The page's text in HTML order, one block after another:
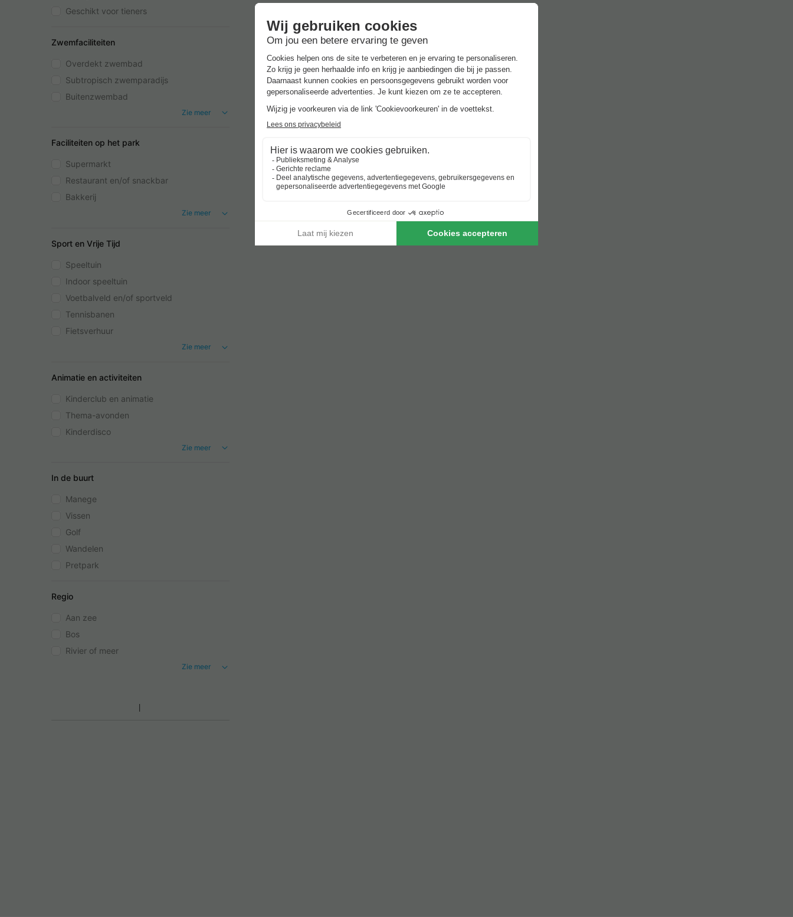
Geschikt voor tieners
Zwemfaciliteiten
Overdekt zwembad
Subtropisch zwemparadijs
Buitenzwembad
Zie meer
Faciliteiten op het park
Supermarkt
Restaurant en/of snackbar
Bakkerij
Zie meer
Sport en Vrije Tijd
Speeltuin
Indoor speeltuin
Voetbalveld en/of sportveld
Tennisbanen
Fietsverhuur
Zie meer
Animatie en activiteiten
Kinderclub en animatie
Thema-avonden
Kinderdisco
Zie meer
In de buurt
Manege
Vissen
Golf
Wandelen
Pretpark
Regio
Aan zee
Bos
Rivier of meer
Zie meer